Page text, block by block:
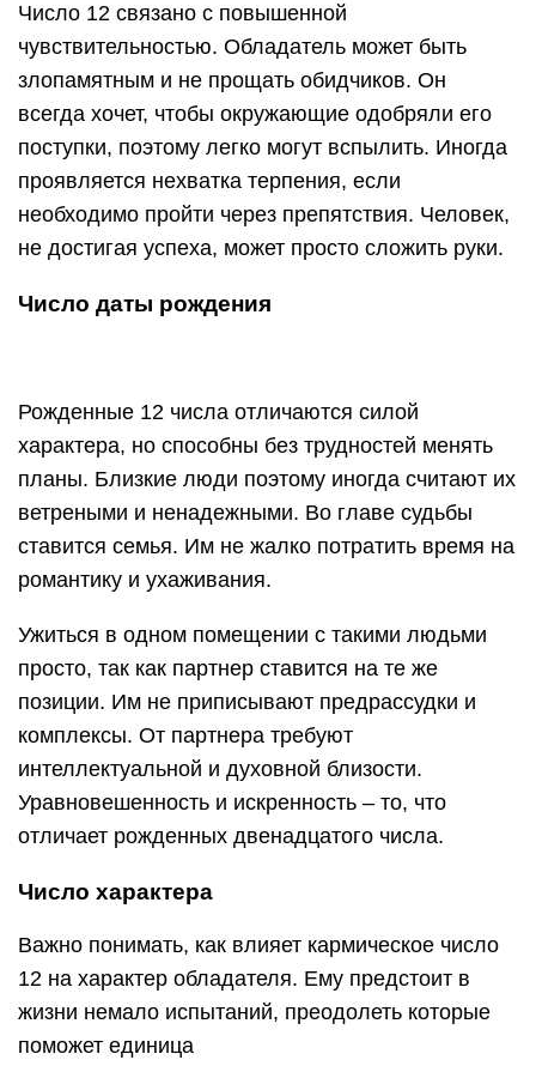
Число 12 связано с повышенной
чувствительностью. Обладатель может быть
злопамятным и не прощать обидчиков. Он
всегда хочет, чтобы окружающие одобряли его
поступки, поэтому легко могут вспылить. Иногда
проявляется нехватка терпения, если
необходимо пройти через препятствия. Человек,
не достигая успеха, может просто сложить руки.
Число даты рождения
Рожденные 12 числа отличаются силой
характера, но способны без трудностей менять
планы. Близкие люди поэтому иногда считают их
ветреными и ненадежными. Во главе судьбы
ставится семья. Им не жалко потратить время на
романтику и ухаживания.
Ужиться в одном помещении с такими людьми
просто, так как партнер ставится на те же
позиции. Им не приписывают предрассудки и
комплексы. От партнера требуют
интеллектуальной и духовной близости.
Уравновешенность и искренность – то, что
отличает рожденных двенадцатого числа.
Число характера
Важно понимать, как влияет кармическое число
12 на характер обладателя. Ему предстоит в
жизни немало испытаний, преодолеть которые
поможет единица